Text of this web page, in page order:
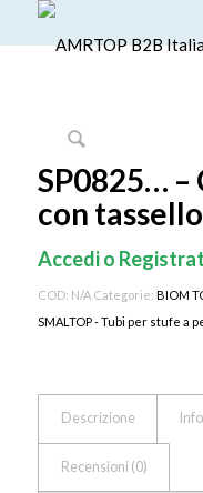
SP0825… –
con tassello
Accedi o
COD: N/A Categorie: BIOM
SMALTOP - Tubi per stufe a
Descrizione
Recensioni (0)